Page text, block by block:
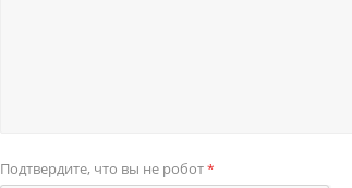
Подтвердите, что вы не робот*